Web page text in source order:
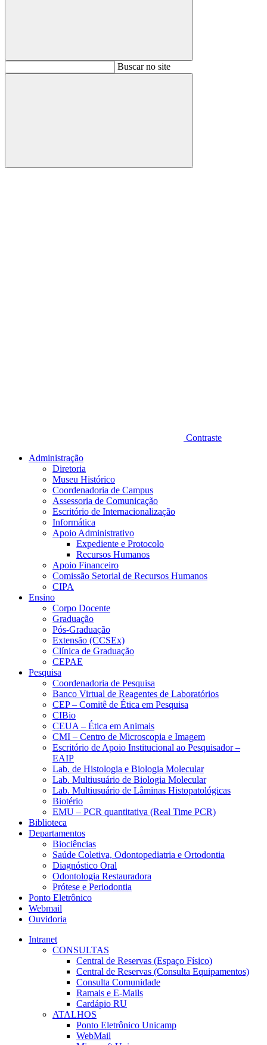
BuscarBuscar no site
Buscar
Contraste
Administração
Diretoria
Museu Histórico
Coordenadoria de Campus
Assessoria de Comunicação
Escritório de Internacionalização
Informática
Apoio Administrativo
Expediente e Protocolo
Recursos Humanos
Apoio Financeiro
Comissão Setorial de Recursos Humanos
CIPA
Ensino
Corpo Docente
Graduação
Pós-Graduação
Extensão (CCSEx)
Clínica de Graduação
CEPAE
Pesquisa
Coordenadoria de Pesquisa
Banco Virtual de Reagentes de Laboratórios
CEP – Comitê de Ética em Pesquisa
CIBio
CEUA – Ética em Animais
CMI – Centro de Microscopia e Imagem
Escritório de Apoio Institucional ao Pesquisador –
EAIP
Lab. de Histologia e Biologia Molecular
Lab. Multiusuário de Biologia Molecular
Lab. Multiusuário de Lâminas Histopatológicas
Biotério
EMU – PCR quantitativa (Real Time PCR)
Biblioteca
Departamentos
Biociências
Saúde Coletiva, Odontopediatria e Ortodontia
Diagnóstico Oral
Odontologia Restauradora
Prótese e Periodontia
Ponto Eletrônico
Webmail
Ouvidoria
Intranet
CONSULTAS
Central de Reservas (Espaço Físico)
Central de Reservas (Consulta Equipamentos)
Consulta Comunidade
Ramais e E-Mails
Cardápio RU
ATALHOS
Ponto Eletrônico Unicamp
WebMail